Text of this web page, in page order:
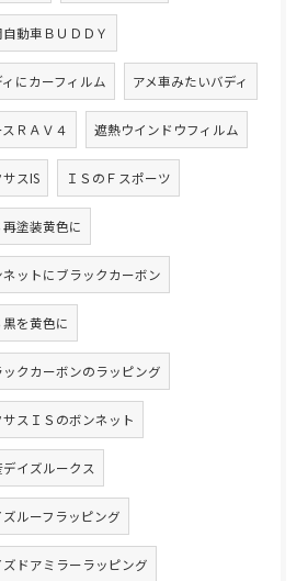
自動車ＢＵＤＤＹ
ィにカーフィルム アメ車みたいバディ
スＲＡＶ４ 遮熱ウインドウフィルム
サスIS ＩＳのＦスポーツ
再塗装黄色に
ネットにブラックカーボン
黒を黄色に
ックカーボンのラッピング
サスＩＳのボンネット
デイズルークス
ズルーフラッピング
ズドアミラーラッピング